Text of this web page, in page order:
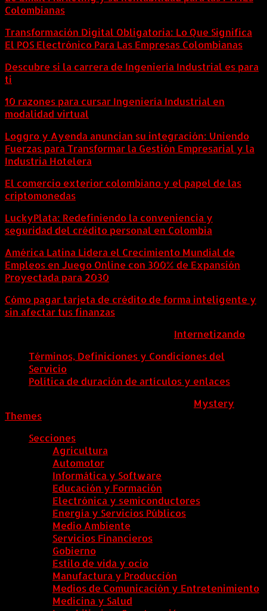
Colombianas
Transformación Digital Obligatoria: Lo Que Significa
El POS Electrónico Para Las Empresas Colombianas
Descubre si la carrera de Ingeniería Industrial es para
ti
10 razones para cursar Ingeniería Industrial en
modalidad virtual
Loggro y Ayenda anuncian su integración: Uniendo
Fuerzas para Transformar la Gestión Empresarial y la
Industria Hotelera
El comercio exterior colombiano y el papel de las
criptomonedas
LuckyPlata: Redefiniendo la conveniencia y
seguridad del crédito personal en Colombia
América Latina Lidera el Crecimiento Mundial de
Empleos en Juego Online con 300% de Expansión
Proyectada para 2030
Cómo pagar tarjeta de crédito de forma inteligente y
sin afectar tus finanzas
Internetizando
Términos, Definiciones y Condiciones del
Servicio
Política de duración de artículos y enlaces
Mystery
Themes
Secciones
Agricultura
Automotor
Informática y Software
Educación y Formación
Electrónica y semiconductores
Energía y Servicios Públicos
Medio Ambiente
Servicios Financieros
Gobierno
Estilo de vida y ocio
Manufactura y Producción
Medios de Comunicación y Entretenimiento
Medicina y Salud